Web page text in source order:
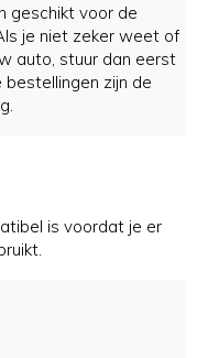
geschikt voor de
je niet zeker weet of
auto, stuur dan eerst
zijn de
is voordat je er